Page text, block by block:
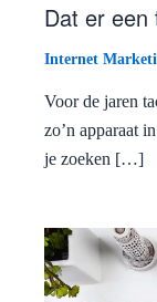
Dat er
Internet
Voor de jaren
zo’n apparaat
je zoeken […]